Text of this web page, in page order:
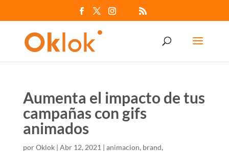
Aumenta el impacto de tus
campañas con gifs
animados
porOklok| Abr 12, 2021 | animacion, brand,